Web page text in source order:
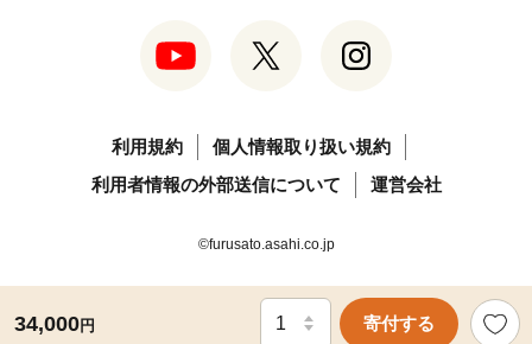
34,000円 寄付する
利用規約
個人情報取り扱い規約
利用者情報の外部送信について
運営会社
©furusato.asahi.co.jp